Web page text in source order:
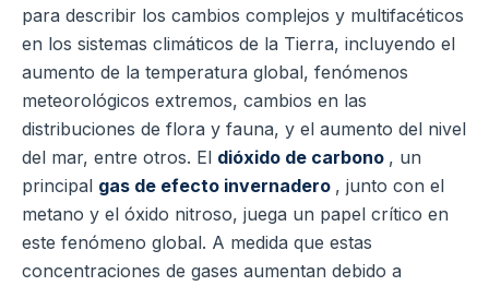
para describir los cambios complejos y multifacéticos
en los sistemas climáticos de la Tierra, incluyendo el
aumento de la temperatura global, fenómenos
meteorológicos extremos, cambios en las
distribuciones de flora y fauna, y el aumento del nivel
del mar, entre otros. El dióxido de carbono , un
principal gas de efecto invernadero , junto con el
metano y el óxido nitroso, juega un papel crítico en
este fenómeno global. A medida que estas
concentraciones de gases aumentan debido a